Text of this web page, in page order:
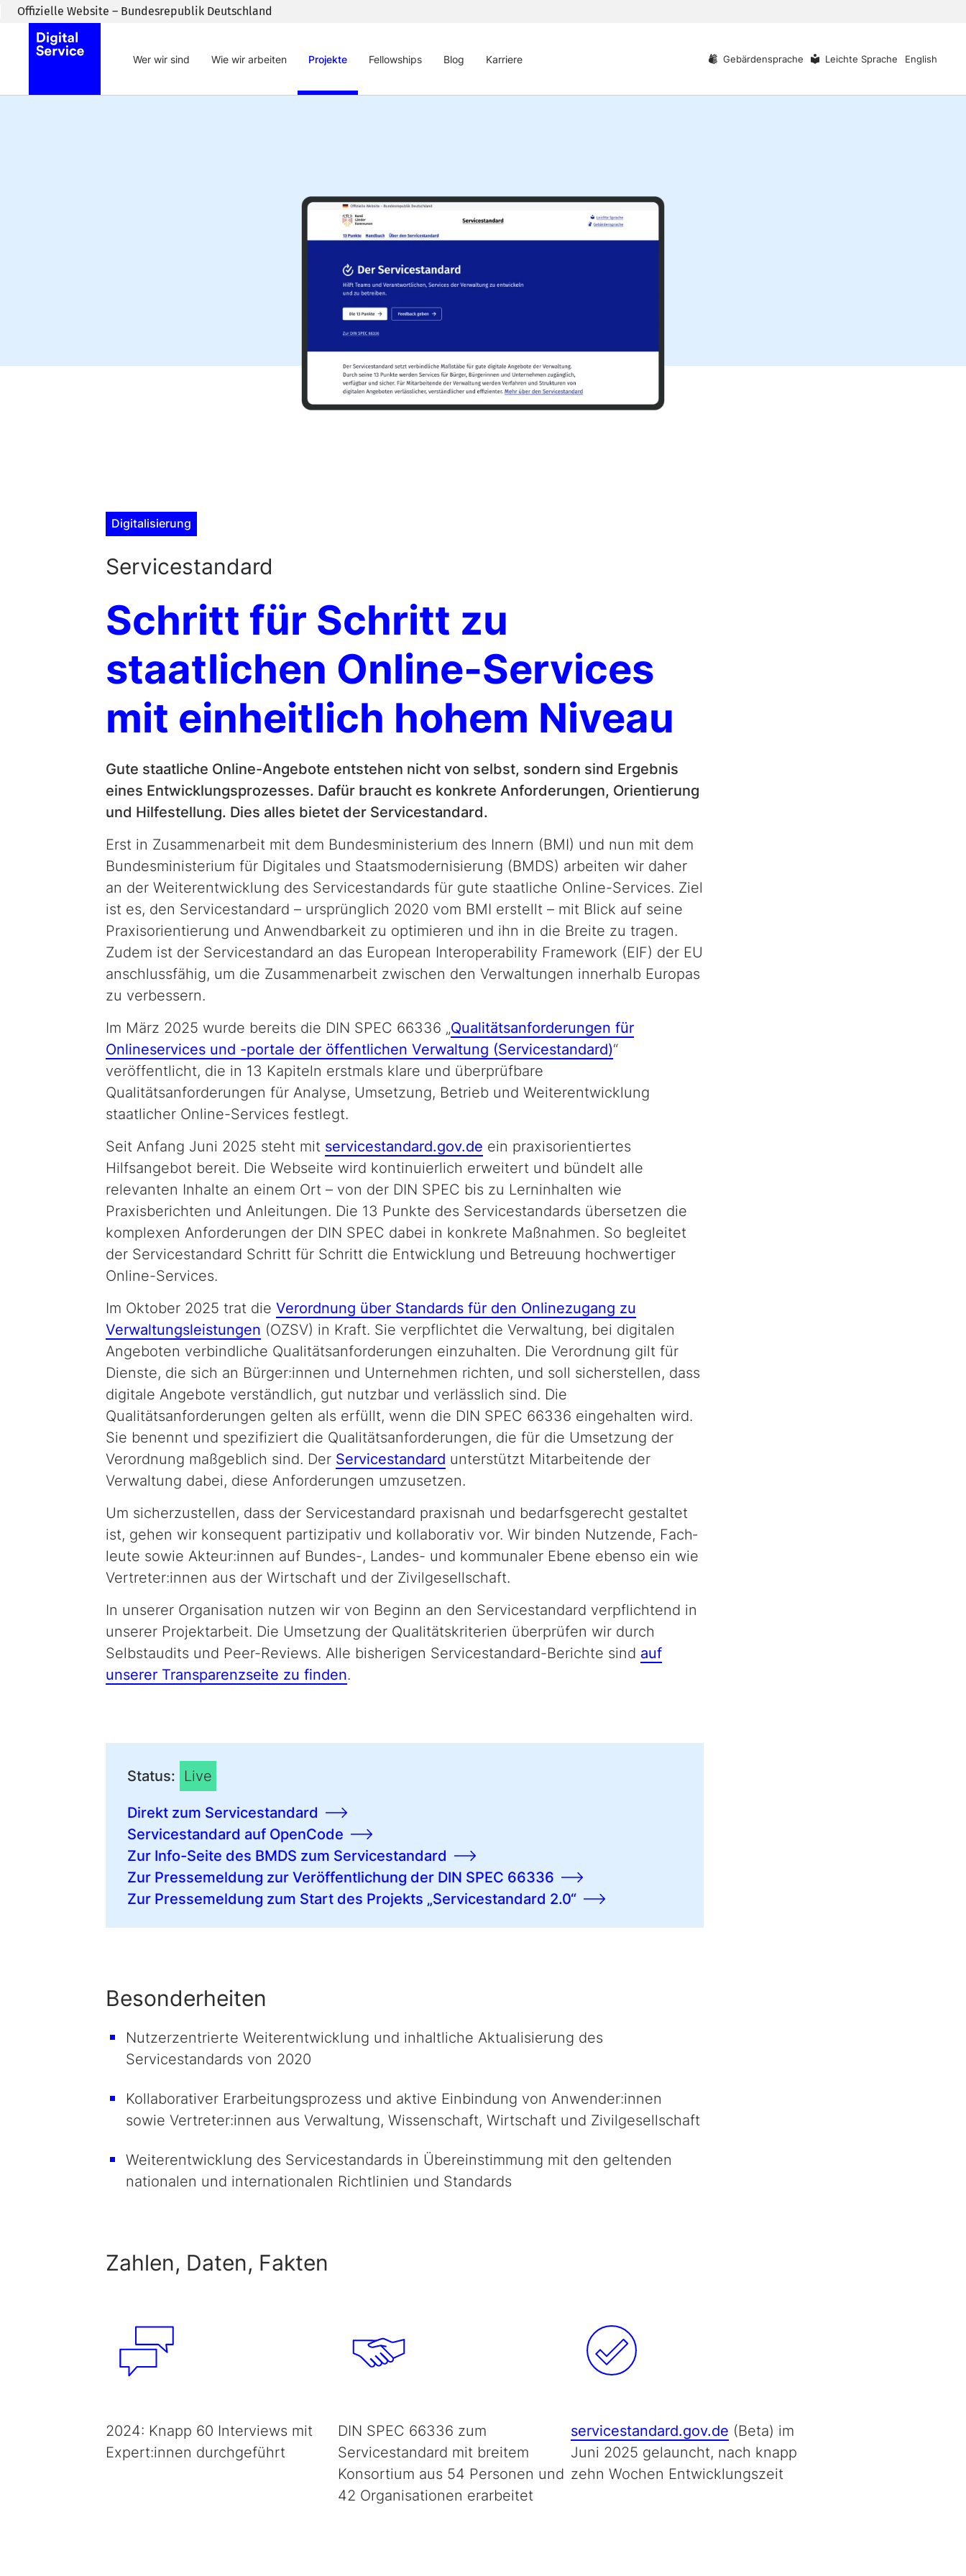
Zum Inhaltsbereich wechseln
Offizielle Website – Bundesrepublik Deutschland
Wer wir sind Wie wir arbeiten Projekte Fellowships Blog Karriere Gebärdensprache Leichte Sprache English
Digitalisierung
Servicestandard
Schritt für Schritt zu
staatlichen Online-Services
mit einheitlich hohem Niveau
Gute staatliche Online-Angebote entstehen nicht von selbst, sondern sind Ergebnis
eines Entwicklungsprozesses. Dafür braucht es konkrete Anforderungen, Orientierung
und Hilfestellung. Dies alles bietet der Servicestandard.
Erst in Zusammenarbeit mit dem Bundesministerium des Innern (BMI) und nun mit dem
Bundesministerium für Digitales und Staatsmodernisierung (BMDS) arbeiten wir daher
an der Wei­ter­entwicklung des Servicestandards für gute staatliche Online-Services. Ziel
ist es, den Servicestandard – ursprünglich 2020 vom BMI er­stellt – mit Blick auf seine
Praxisorientierung und Anwendbarkeit zu optimieren und ihn in die Breite zu tragen.
Zudem ist der Servicestandard an das European Inter­op­er­abil­ity Frame­work (EIF) der EU
anschlussfähig, um die Zusammenarbeit zwischen den Verwaltun­gen innerhalb Europas
zu verbessern.
Im März 2025 wurde bereits die DIN SPEC 66336 „Qualitätsanforderungen für
Onlineservices und -portale der öffentlichen Verwaltung (Servicestandard)“
veröffentlicht, die in 13 Kapiteln erstmals klare und überprüfbare
Qualitätsanforderungen für Analyse, Umsetzung, Betrieb und Weiterentwicklung
staatlicher Online-Services festlegt.
Seit Anfang Juni 2025 steht mit servicestandard.gov.de ein praxisorientiertes
Hilfsangebot bereit. Die Webseite wird kontinuierlich erweitert und bündelt alle
relevanten Inhalte an ei­nem Ort – von der DIN SPEC bis zu Lerninhalten wie
Praxisberichten und Anleitungen. Die 13 Punkte des Servicestandards übersetzen die
komplexen Anforderungen der DIN SPEC dabei in konkrete Maßnahmen. So begleitet
der Servicestandard Schritt für Schritt die Entwicklung und Betreuung hochwertiger
Online-Services.
Im Oktober 2025 trat die Verordnung über Standards für den Onlinezugang zu
Verwaltungsleistungen (OZSV) in Kraft. Sie verpflichtet die Verwaltung, bei digitalen
Angeboten verbindliche Qualitätsanforderungen einzuhalten. Die Verordnung gilt für
Dienste, die sich an Bürger:innen und Unternehmen richten, und soll sicherstellen, dass
digitale Angebote verständlich, gut nutzbar und verlässlich sind. Die
Qualitätsanforderungen gelten als erfüllt, wenn die DIN SPEC 66336 eingehalten wird.
Sie benennt und spezifiziert die Qualitätsanforderungen, die für die Umsetzung der
Verordnung maßgeblich sind. Der Servicestandard unterstützt Mitarbeitende der
Verwaltung dabei, diese Anforderungen umzusetzen.
Um sicherzustellen, dass der Servicestandard praxisnah und bedarfsgerecht gestal­tet
ist, gehen wir konsequent partizipativ und kollaborativ vor. Wir binden Nutzende, Fach­
leute sowie Akteur:innen auf Bundes-, Landes- und kommunaler Ebene ebenso ein wie
Vertreter:innen aus der Wirtschaft und der Zivil­ge­sell­schaft.
In unserer Organisation nutzen wir von Beginn an den Servicestandard verpflichtend in
unserer Projekt­arbeit. Die Umsetzung der Qualitätskriterien überprüfen wir durch
Selbst­audits und Peer-Reviews. Alle bisherigen Servicestandard-Berichte sind auf
unserer Transparenzseite zu finden.
Status: Live
Direkt zum Servicestandard
Servicestandard auf OpenCode
Zur Info-Seite des BMDS zum Servicestandard
Zur Pressemeldung zur Veröffentlichung der DIN SPEC 66336
Zur Pressemeldung zum Start des Projekts „Servicestandard 2.0“
Besonderheiten
Nutzerzentrierte Weiterentwicklung und inhaltliche Aktualisierung des
Servicestandards von 2020
Kollaborativer Erarbeitungsprozess und aktive Einbindung von Anwender:innen
sowie Vertreter:innen aus Verwaltung, Wissenschaft, Wirtschaft und Zivilgesellschaft
Weiterentwicklung des Servicestandards in Übereinstimmung mit den geltenden
nationalen und internationalen Richtlinien und Standards
Zahlen, Daten, Fakten
2024: Knapp 60 Interviews mit
Expert:innen durchgeführt
DIN SPEC 66336 zum
Servicestandard mit breitem
Konsortium aus 54 Personen und
42 Organisationen erarbeitet
servicestandard.gov.de (Beta) im
Juni 2025 gelauncht, nach knapp
zehn Wochen Entwicklungszeit